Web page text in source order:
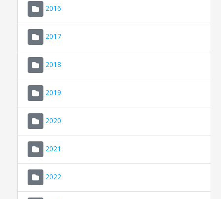
2016
2017
2018
2019
2020
2021
2022